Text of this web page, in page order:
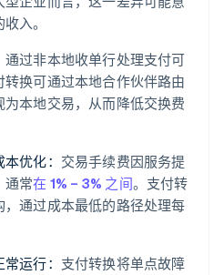
入。
通过非本地收单行处理支付可
换可通过本地合作伙伴路由
本地交易，从而降低交换费
优化： 交易手续费因服务提
通常在 1% – 3% 之间。支付转
通过成本最低的路径处理每
运行： 支付转换将单点故障